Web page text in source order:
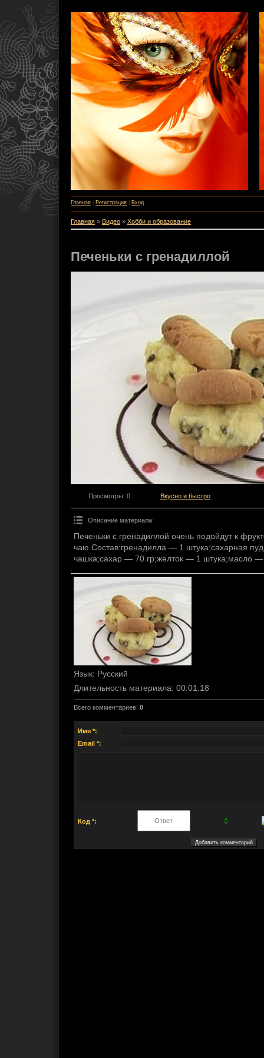
Главная Регистрация Вход
Главная » Видео » Хобби и образование
Печеньки с гренадиллой
Просмотры: 0 Вкусно и быстро
Описание материала:
Печеньки с гренадиллой очень подойдут к
чаю.Состав:гренадилла — 1 штука;сахарная
чашка;сахар — 70 гр;желток — 1 штука;масло —
Язык: Русский
Длительность материала: 00:01:18
Всего комментариев: 0
Имя *:
Email *:
Код *: